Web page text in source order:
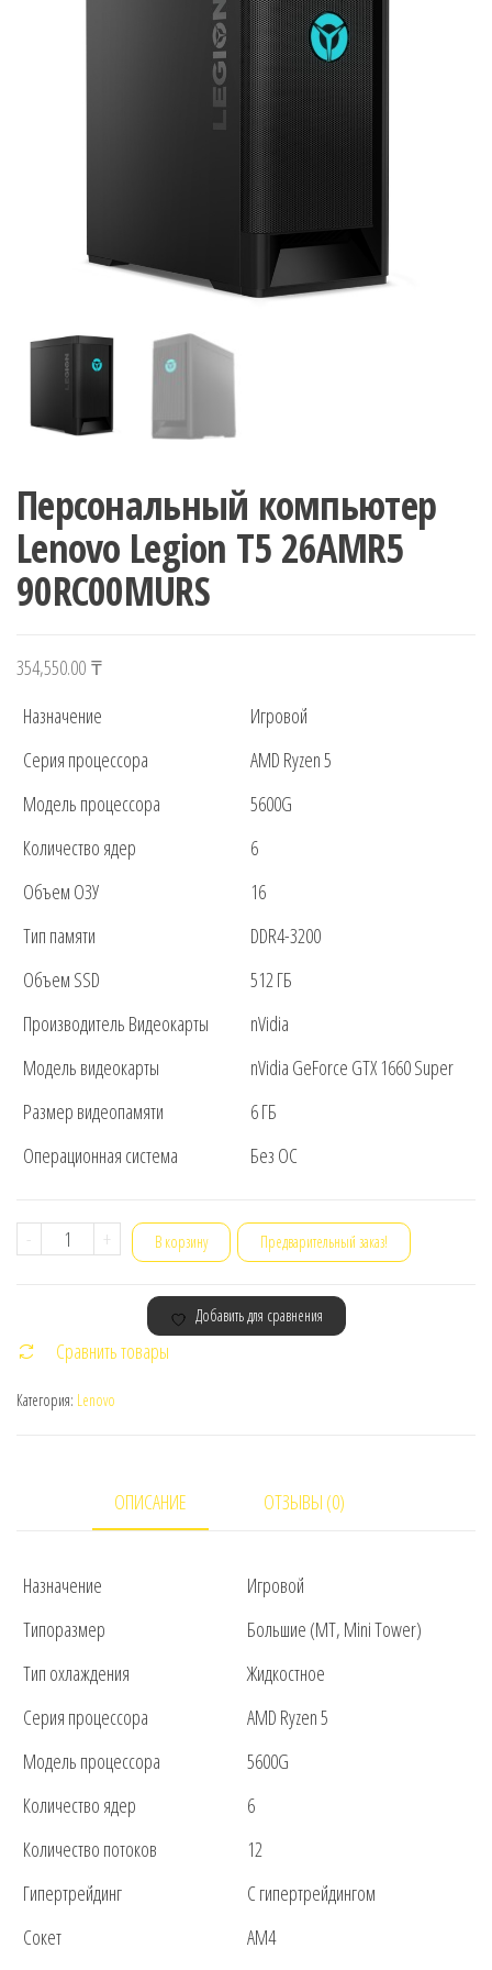
Персональный компьютер
Lenovo Legion T5 26AMR5
90RC00MURS
354,550.00 ₸
Назначение
Игровой
Серия процессора
AMD Ryzen 5
Модель процессора
5600G
Количество ядер
6
Объем ОЗУ
16
Тип памяти
DDR4-3200
Объем SSD
512 ГБ
Производитель Видеокарты
nVidia
Модель видеокарты
nVidia GeForce GTX 1660 Super
Размер видеопамяти
6 ГБ
Операционная система
Без ОС
-
Количество
Персональный
Lenovo
Legion
+ В корзину Предварительный заказ!
Добавить для сравнения
Сравнить товары
Категория: Lenovo
ОПИСАНИЕ ОТЗЫВЫ (0)
Назначение
Игровой
Типоразмер
Большие (MT, Mini Tower)
Тип охлаждения
Жидкостное
Серия процессора
AMD Ryzen 5
Модель процессора
5600G
Количество ядер
6
Количество потоков
12
Гипертрейдинг
С гипертрейдингом
Сокет
AM4